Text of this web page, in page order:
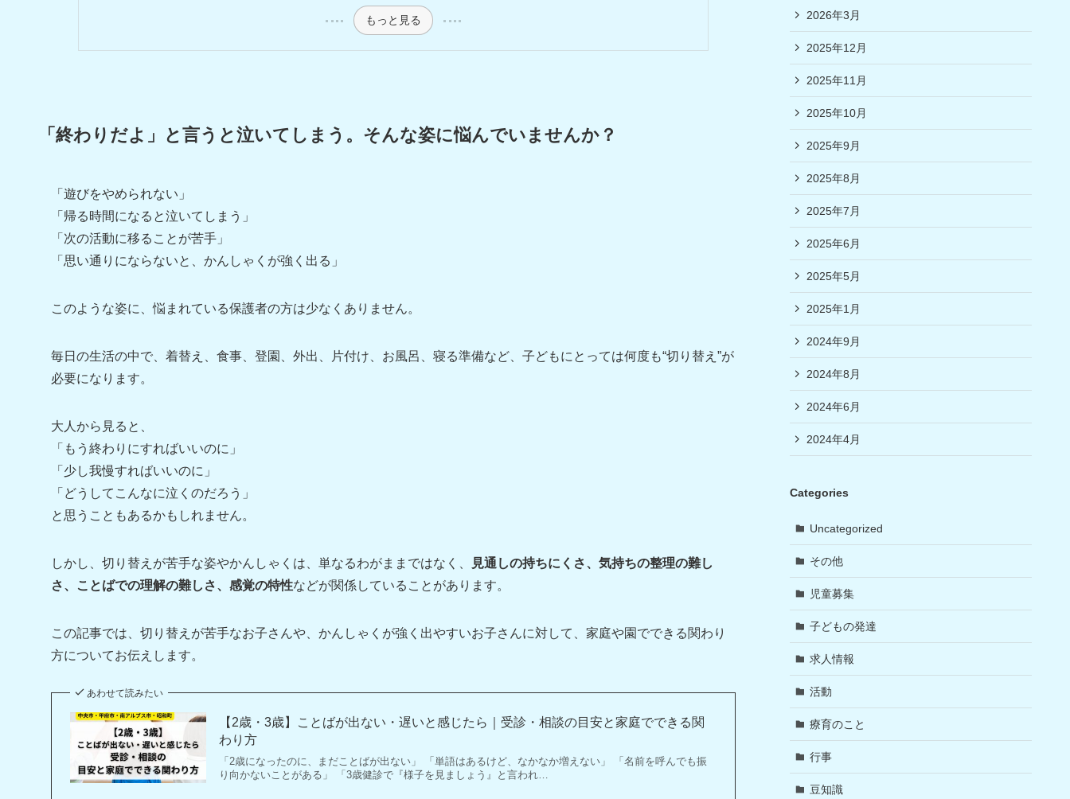
もっと見る
「終わりだよ」と言うと泣いてしまう。そんな姿に悩んでいませんか？
「遊びをやめられない」
「帰る時間になると泣いてしまう」
「次の活動に移ることが苦手」
「思い通りにならないと、かんしゃくが強く出る」
このような姿に、悩まれている保護者の方は少なくありません。
毎日の生活の中で、着替え、食事、登園、外出、片付け、お風呂、寝る準備など、子どもにとっては何度も“切り替え”が
必要になります。
大人から見ると、
「もう終わりにすればいいのに」
「少し我慢すればいいのに」
「どうしてこんなに泣くのだろう」
と思うこともあるかもしれません。
しかし、切り替えが苦手な姿やかんしゃくは、単なるわがままではなく、
見通しの持ちにくさ、気持ちの整理の難し
さ、ことばでの理解の難しさ、感覚の特性などが関係していることがあります。
この記事では、切り替えが苦手なお子さんや、かんしゃくが強く出やすいお子さんに対して、家庭や園でできる関わり
方についてお伝えします。
あわせて読みたい
【2歳・3歳】ことばが出ない・遅いと感じたら｜受診・相談の目安と家庭でできる関
わり方
「2歳になったのに、まだことばが出ない」 「単語はあるけど、なかなか増えない」 「名前を呼んでも振
り向かないことがある」 「3歳健診で『様子を見ましょう』と言われ…
2026年3月
2025年12月
2025年11月
2025年10月
2025年9月
2025年8月
2025年7月
2025年6月
2025年5月
2025年1月
2024年9月
2024年8月
2024年6月
2024年4月
Categories
Uncategorized
その他
児童募集
子どもの発達
求人情報
活動
療育のこと
行事
豆知識